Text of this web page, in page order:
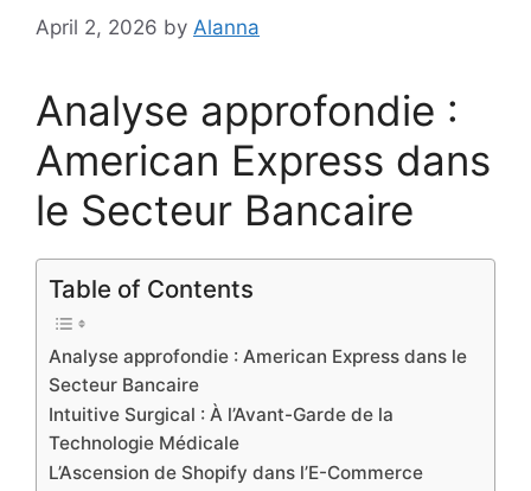
April 2, 2026 by Alanna
Analyse approfondie :
American Express dans
le Secteur Bancaire
Table of Contents
Analyse approfondie : American Express dans le
Secteur Bancaire
Intuitive Surgical : À l’Avant-Garde de la
Technologie Médicale
L’Ascension de Shopify dans l’E-Commerce